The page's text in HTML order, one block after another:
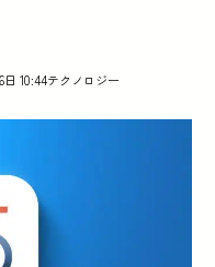
日 10:44テクノロジー